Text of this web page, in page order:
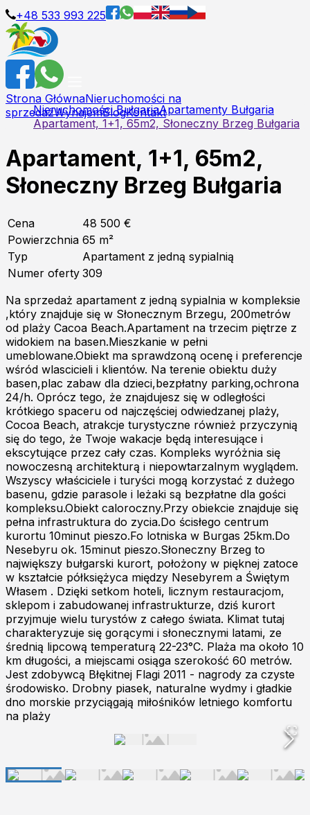
+48 533 993 225
Strona GłównaNieruchomości na
sprzedażWynajemBlogKontakt
Nieruchomości BułgariaApartamenty Bułgaria
Apartament, 1+1, 65m2, Słoneczny Brzeg Bułgaria
Apartament, 1+1, 65m2,
Słoneczny Brzeg Bułgaria
Cena
48 500 €
Powierzchnia 65 m²
Typ
Apartament z jedną sypialnią
Numer oferty 309
Na sprzedaż apartament z jedną sypialnia w kompleksie
,który znajduje się w Słonecznym Brzegu, 200metrów
od plaży Cacoa Beach.Apartament na trzecim piętrze z
widokiem na basen.Mieszkanie w pełni
umeblowane.Obiekt ma sprawdzoną ocenę i preferencje
wśród wlascicieli i klientów. Na terenie obiektu duży
basen,plac zabaw dla dzieci,bezpłatny parking,ochrona
24/h. Oprócz tego, że znajdujesz się w odległości
krótkiego spaceru od najczęściej odwiedzanej plaży,
Cocoa Beach, atrakcje turystyczne również przyczynią
się do tego, że Twoje wakacje będą interesujące i
ekscytujące przez cały czas. Kompleks wyróżnia się
nowoczesną architekturą i niepowtarzalnym wyglądem.
Wszyscy właściciele i turyści mogą korzystać z dużego
basenu, gdzie parasole i leżaki są bezpłatne dla gości
kompleksu.Obiekt caloroczny.Przy obiekcie znajduje się
pełna infrastruktura do zycia.Do ścisłego centrum
kurortu 10minut pieszo.Fo lotniska w Burgas 25km.Do
Nesebyru ok. 15minut pieszo.Słoneczny Brzeg to
największy bułgarski kurort, położony w pięknej zatoce
w kształcie półksiężyca między Nesebyrem a Świętym
Własem . Dzięki setkom hoteli, licznym restauracjom,
sklepom i zabudowanej infrastrukturze, dziś kurort
przyjmuje wielu turystów z całego świata. Klimat tutaj
charakteryzuje się gorącymi i słonecznymi latami, ze
średnią lipcową temperaturą 22-23°C. Plaża ma około 10
km długości, a miejscami osiąga szerokość 60 metrów.
Jest zdobywcą Błękitnej Flagi 2011 - nagrody za czyste
środowisko. Drobny piasek, naturalne wydmy i gładkie
dno morskie przyciągają miłośników letniego komfortu
na plaży